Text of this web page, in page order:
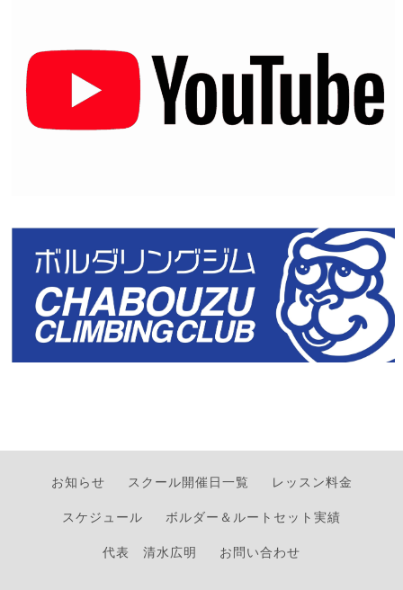
お知らせ スクール開催日一覧
レッスン料金
スケジュール
ボルダー＆ルートセット実績
代表 清水広明
お問い合わせ